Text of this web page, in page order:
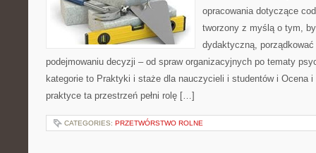
opracowania dotyczące
tworzony z myślą o tym,
dydaktyczną,
podejmowaniu decyzji – od spraw organizacyjnych po tematy
kategorie to Praktyki i staże dla nauczycieli i studentów i Ocena i
praktyce ta przestrzeń pełni rolę […]
CATEGORIES: PRZETWÓRSTWO ROLNE